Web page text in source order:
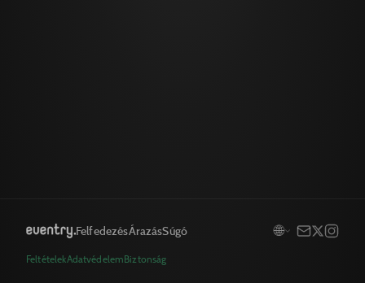
FelfedezésÁrazásSúgó 🌐
FeltételekAdatvédelemBiztonság